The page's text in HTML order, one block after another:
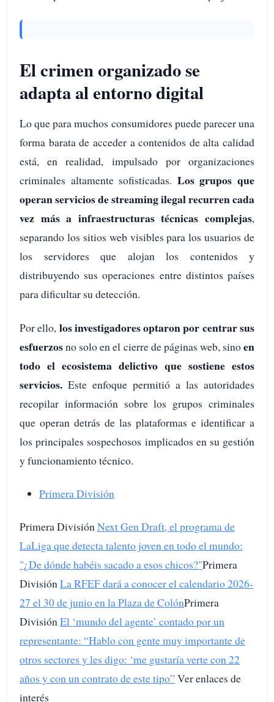
El crimen organizado se
adapta al entorno digital
Lo que para muchos consumidores puede parecer una
forma barata de acceder a contenidos de alta calidad
está, en realidad, impulsado por organizaciones
criminales altamente sofisticadas. Los grupos que
operan servicios de streaming ilegal recurren cada
vez más a infraestructuras técnicas complejas,
separando los sitios web visibles para los usuarios de
los servidores que alojan los contenidos y
distribuyendo sus operaciones entre distintos países
para dificultar su detección.
Por ello, los investigadores optaron por centrar sus
esfuerzosno solo en el cierre de páginas web, sinoen
todo el ecosistema delictivo que sostiene estos
servicios. Este enfoque permitió a las autoridades
recopilar información sobre los grupos criminales
que operan detrás de las plataformas e identificar a
los principales sospechosos implicados en su gestión
y funcionamiento técnico.
Primera División
Primera DivisiónNext Gen Draft, el programa de
LaLiga que detecta talento joven en todo el mundo:
"¿De dónde habéis sacado a esos chicos?"Primera
DivisiónLa RFEF dará a conocer el calendario 2026-
27 el 30 de junio en la Plaza de ColónPrimera
DivisiónEl ‘mundo del agente’ contado por un
representante: “Hablo con gente muy importante de
otros sectores y les digo: ‘me gustaría verte con 22
años y con un contrato de este tipo” Ver enlaces de
interés